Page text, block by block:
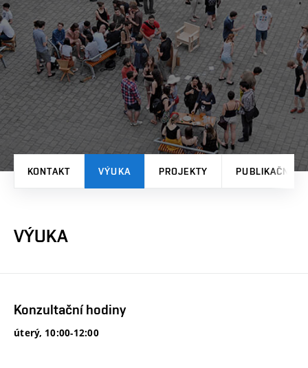
KONTAKT VÝUKA PROJEKTY PUBLIKAČNÍ
VÝUKA
Konzultační hodiny
úterý, 10:00-12:00